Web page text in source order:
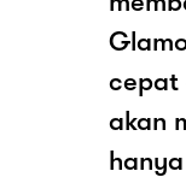
cepat
akan